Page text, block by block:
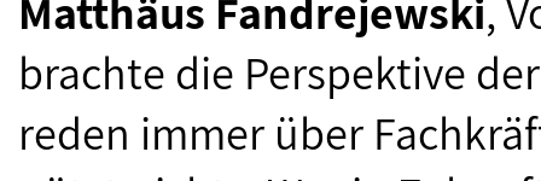
brachte die Perspektive
reden immer über